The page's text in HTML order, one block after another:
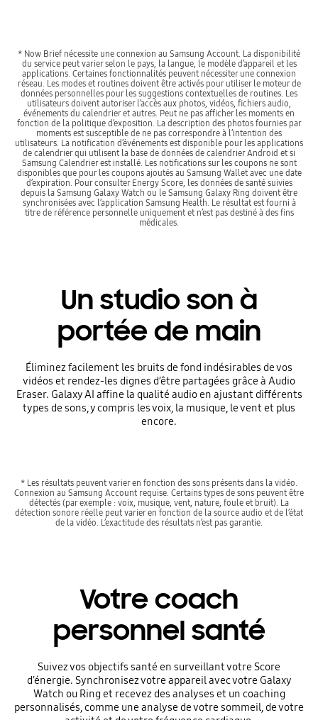
* Now Brief nécessite une connexion au Samsung Account. La disponibilité
du service peut varier selon le pays, la langue, le modèle d’appareil et les
applications. Certaines fonctionnalités peuvent nécessiter une connexion
réseau. Les modes et routines doivent être activés pour utiliser le moteur de
données personnelles pour les suggestions contextuelles de routines. Les
utilisateurs doivent autoriser l’accès aux photos, vidéos, fichiers audio,
événements du calendrier et autres. Peut ne pas afficher les moments en
fonction de la politique d’exposition. La description des photos fournies par
moments est susceptible de ne pas correspondre à l’intention des
utilisateurs. La notification d’événements est disponible pour les applications
de calendrier qui utilisent la base de données de calendrier Android et si
Samsung Calendrier est installé. Les notifications sur les coupons ne sont
disponibles que pour les coupons ajoutés au Samsung Wallet avec une date
d’expiration. Pour consulter Energy Score, les données de santé suivies
depuis la Samsung Galaxy Watch ou le Samsung Galaxy Ring doivent être
synchronisées avec l’application Samsung Health. Le résultat est fourni à
titre de référence personnelle uniquement et n’est pas destiné à des fins
médicales.
Un studio son à
portée de main
Éliminez facilement les bruits de fond indésirables de vos
vidéos et rendez-les dignes d’être partagées grâce à Audio
Eraser. Galaxy AI affine la qualité audio en ajustant différents
types de sons, y compris les voix, la musique, le vent et plus
encore.
* Les résultats peuvent varier en fonction des sons présents dans la vidéo.
Connexion au Samsung Account requise. Certains types de sons peuvent être
détectés (par exemple : voix, musique, vent, nature, foule et bruit). La
détection sonore réelle peut varier en fonction de la source audio et de l’état
de la vidéo. L’exactitude des résultats n’est pas garantie.
Votre coach
personnel santé
Suivez vos objectifs santé en surveillant votre Score
d’énergie. Synchronisez votre appareil avec votre Galaxy
Watch ou Ring et recevez des analyses et un coaching
personnalisés, comme une analyse de votre sommeil, de votre